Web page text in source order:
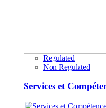
Regulated
Non Regulated
Services et